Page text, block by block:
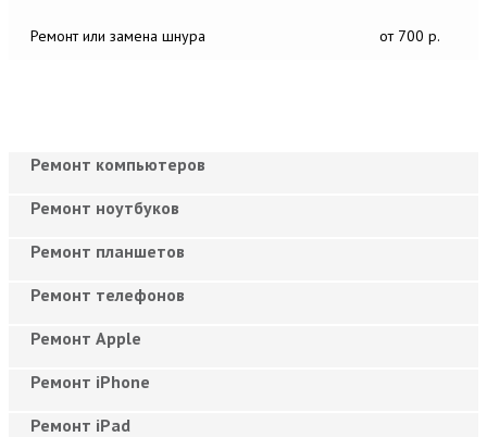
Ремонт или замена шнура от 700 р.
Ремонт компьютеров
Ремонт ноутбуков
Ремонт планшетов
Ремонт телефонов
Ремонт Apple
Ремонт iPhone
Ремонт iPad